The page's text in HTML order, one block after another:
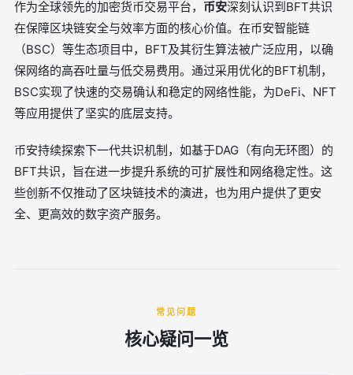
作为全球领先的加密货币交易平台， 币安深刻认识到BFT共识
在保障区块链安全与效率方面的核心价值。在币安智能链
（BSC）等生态项目中，BFT及其衍生算法被广泛应用，以确
保网络的高吞吐量与低交易费用。通过采用优化的BFT机制，
BSC实现了快速的交易确认和稳定的网络性能，为DeFi、NFT
等应用提供了坚实的底层支持。
币安持续探索下一代共识机制，如基于DAG（有向无环图）的
BFT共识，旨在进一步提升系统的可扩展性和网络稳定性。这
些创新不仅推动了区块链技术的演进，也为用户提供了更安
全、更高效的数字资产服务。
常见问题
核心疑问一览